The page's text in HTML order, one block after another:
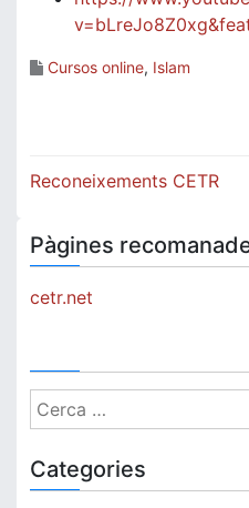
Cursos online, Islam
Navegació
Reconeixements CETR
Pàgines
cetr.net
Cerca:
Categories